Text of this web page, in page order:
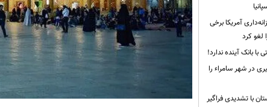
آمریکا برخی
لغو کرد
بانک آینده ندارد!
در شهر سامراء را
با تشدیدی فراگیر